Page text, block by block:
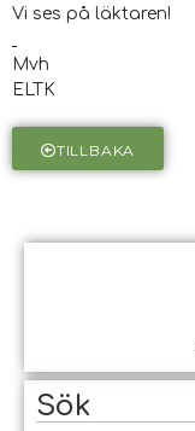
Vi ses på läktaren!
Mvh
ELTK
TILLBAKA
Sök